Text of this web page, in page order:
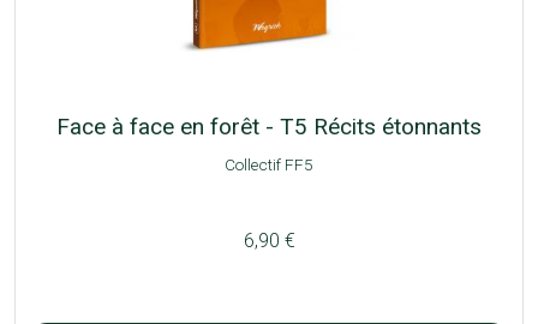
Face à face en forêt - T5 Récits étonnants
Collectif FF5
6,90 €